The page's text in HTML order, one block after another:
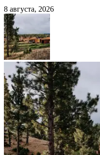
8 августа, 2026